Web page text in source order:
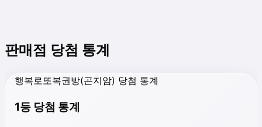
판매점 당첨 통계
행복로또복권방(곤지암) 당첨 통계
1등 당첨 통계